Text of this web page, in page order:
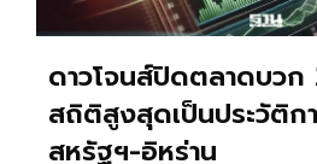
ดาวโจนส์ปิดตลาดบว
สถิติสูงสุดเป็นประวัติ
สหรัฐฯ-อิหร่าน